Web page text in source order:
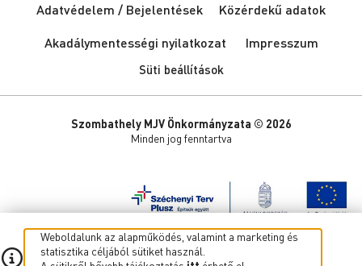
Adatvédelem / Bejelentések
Közérdekű adatok
Akadálymentességi nyilatkozat
Impresszum
Süti beállítások
Szombathely MJV Önkormányzata © 2026
Minden jog fenntartva
Weboldalunk az alapműködés, valamint a marketing és
statisztika céljából sütiket használ.